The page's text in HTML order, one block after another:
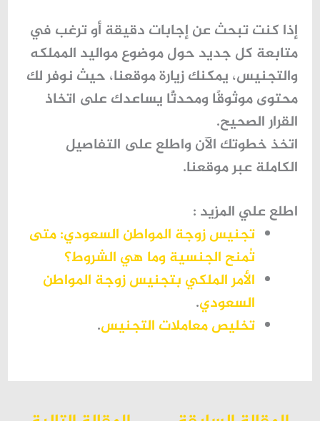
إذا كنت تبحث عن إجابات دقيقة أو ترغب في
متابعة كل جديد حول موضوع مواليد المملكه
والتجنيس، يمكنك زيارة موقعنا، حيث نوفر لك
محتوى موثوقًا ومحدثًا يساعدك على اتخاذ
القرار الصحيح.
اتخذ خطوتك الآن واطلع على التفاصيل
الكاملة عبر موقعنا.
اطلع علي المزيد :
تجنيس زوجة المواطن السعودي: متى
تُمنح الجنسية وما هي الشروط؟
الأمر الملكي بتجنيس زوجة المواطن
السعودي.
تخليص معاملات التجنيس.